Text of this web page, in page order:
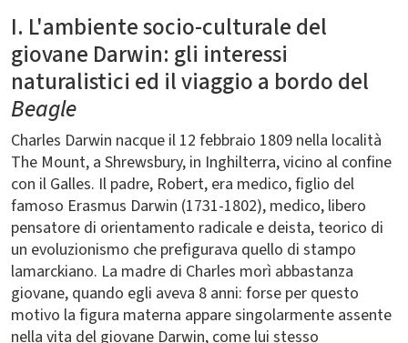
I. L'ambiente socio-culturale del
giovane Darwin: gli interessi
naturalistici ed il viaggio a bordo del
Beagle
Charles Darwin nacque il 12 febbraio 1809 nella località
The Mount, a Shrewsbury, in Inghilterra, vicino al confine
con il Galles. Il padre, Robert, era medico, figlio del
famoso Erasmus Darwin (1731-1802), medico, libero
pensatore di orientamento radicale e deista, teorico di
un evoluzionismo che prefigurava quello di stampo
lamarckiano. La madre di Charles morì abbastanza
giovane, quando egli aveva 8 anni: forse per questo
motivo la figura materna appare singolarmente assente
nella vita del giovane Darwin, come lui stesso